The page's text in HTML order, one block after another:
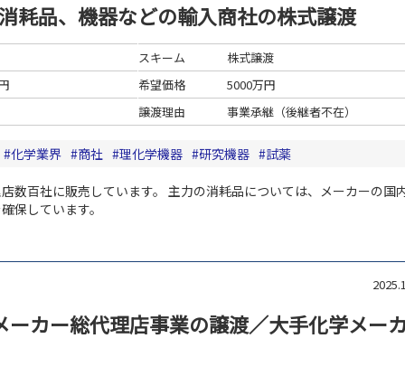
耗品、機器などの輸入商社の株式譲渡
スキーム
株式譲渡
希望価格
5000万円
譲渡理由
事業承継（後継者不在）
化学業界 商社 理化学機器 研究機器 試薬
数百社に販売しています。 主力の消耗品については、メーカーの国
保しています。
ーカー総代理店事業の譲渡／大手化学メー